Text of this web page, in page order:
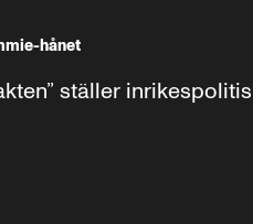
hånet
ställer